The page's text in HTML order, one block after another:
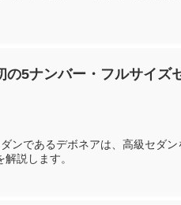
の5ナンバー・フルサイズ
ンであるデボネアは、高級セダ
説します。